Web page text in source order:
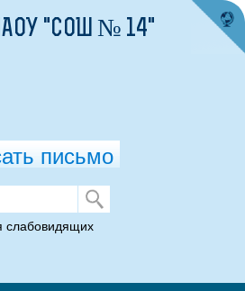
"СОШ № 14"
письмо
слабовидящих